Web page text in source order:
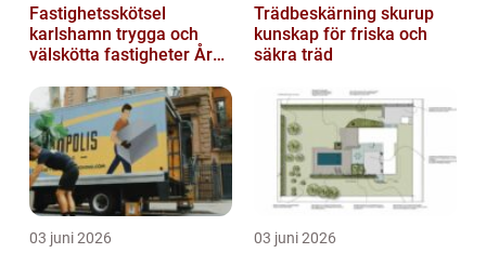
Fastighetsskötsel
karlshamn trygga och
välskötta fastigheter Året
Trädbeskärning skurup
kunskap för friska och
säkra träd
03 juni 2026 03 juni 2026